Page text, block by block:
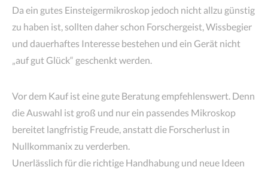
Da ein gutes Einsteigermikroskop jedoch nicht allzu günstig
zu haben ist, sollten daher schon Forschergeist, Wissbegier
und dauerhaftes Interesse bestehen und ein Gerät nicht
„auf gut Glück“ geschenkt werden.
Vor dem Kauf ist eine gute Beratung empfehlenswert. Denn
die Auswahl ist groß und nur ein passendes Mikroskop
bereitet langfristig Freude, anstatt die Forscherlust in
Nullkommanix zu verderben.
Unerlässlich für die richtige Handhabung und neue Ideen